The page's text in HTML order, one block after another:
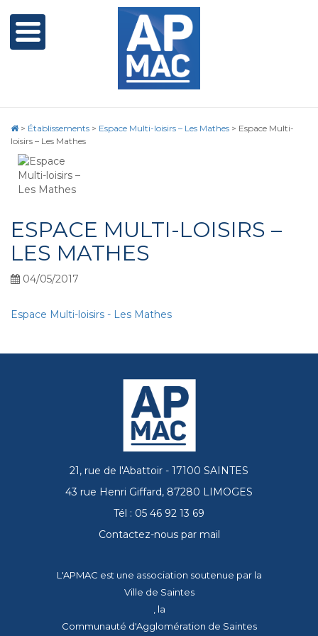
> Établissements > Espace Multi-loisirs – Les Mathes > Espace Multi-
loisirs – Les Mathes
ESPACE MULTI-LOISIRS –
LES MATHES
04/05/2017
Espace Multi-loisirs - Les Mathes
21, rue de l'Abattoir - 17100 SAINTES
43 rue Henri Giffard, 87280 LIMOGES
Tél : 05 46 92 13 69
Contactez-nous par mail
L'APMAC est une association soutenue par la
Ville de Saintes
, la
Communauté d'Agglomération de Saintes